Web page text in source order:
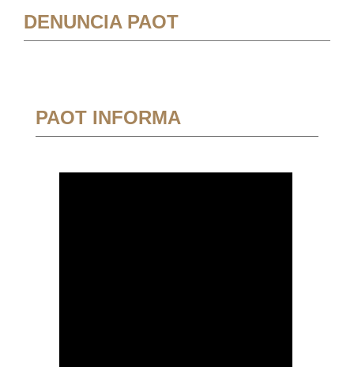
DENUNCIA PAOT
PAOT INFORMA